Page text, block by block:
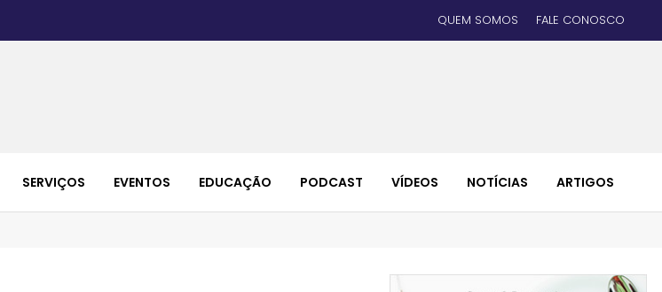
QUEM SOMOS FALE CONOSCO
SERVIÇOS EVENTOS EDUCAÇÃO PODCAST VÍDEOS NOTÍCIAS ARTIGOS